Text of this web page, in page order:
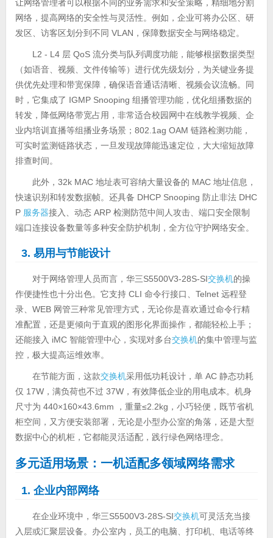
让网络管理者可以根据不同的业务需求和安全策略，精细地分割
网络，提高网络的安全性与灵活性。例如，企业可将办公区、研
发区、访客区划分到不同 VLAN，保障数据安全与网络稳定。
L2 - L4 层 QoS 流分类与队列调度功能，能够根据数据类型
（如语音、视频、文件传输等）进行优先级划分，为关键业务提
供优先处理和带宽保障，确保语音通话清晰、视频会议流畅。同
时，它集成了 IGMP Snooping 组播管理功能，优化组播数据的
转发，降低网络带宽占用，非常适合校园网中在线教学视频、企
业内培训直播等组播业务场景；802.1ag OAM 链路检测功能，
可实时监测链路状态，一旦发现故障能迅速定位，大大缩短故障
排查时间。
此外，32k MAC 地址表可容纳大量设备的 MAC 地址信息，
快速识别和转发数据帧。还具备 DHCP Snooping 防止非法 DHC
P 服务器接入、动态 ARP 检测防范中间人攻击、端口安全限制
端口连接设备数量等多种安全防护机制，全方位守护网络安全。
3. 易用与节能设计
对于网络管理人员而言，华三S5500V3-28S-SI交换机的操
作便捷性也十分出色。它支持 CLI 命令行接口、Telnet 远程登
录、WEB 网管三种常见管理方式，无论你是喜欢通过命令行精
准配置，还是更倾向于直观的图形化界面操作，都能轻松上手；
还能接入 iMC 智能管理中心，实现对多台交换机的集中管理与监
控，极大提高运维效率。
在节能方面，这款交换机采用低功耗设计，单 AC 静态功耗
仅 17W，满负荷也不过 37W，有效降低企业的用电成本。机身
尺寸为 440×160×43.6mm ，重量≤2.2kg，小巧轻便，既节省机
柜空间，又方便安装部署，无论是小型办公室的角落，还是大型
数据中心的机柜，它都能灵活适配，践行绿色网络理念。
多元适用场景：一机适配多领域网络需求
1. 企业内部网络
在企业环境中，华三S5500V3-28S-SI交换机可灵活充当接
入层或汇聚层设备。办公室内，员工的电脑、打印机、电话等终